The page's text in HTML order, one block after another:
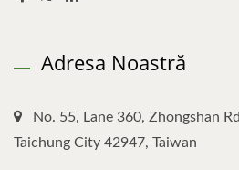
Adresa Noastră
No. 55, Lane 360, Zhongshan
Taichung City 42947, Taiwan